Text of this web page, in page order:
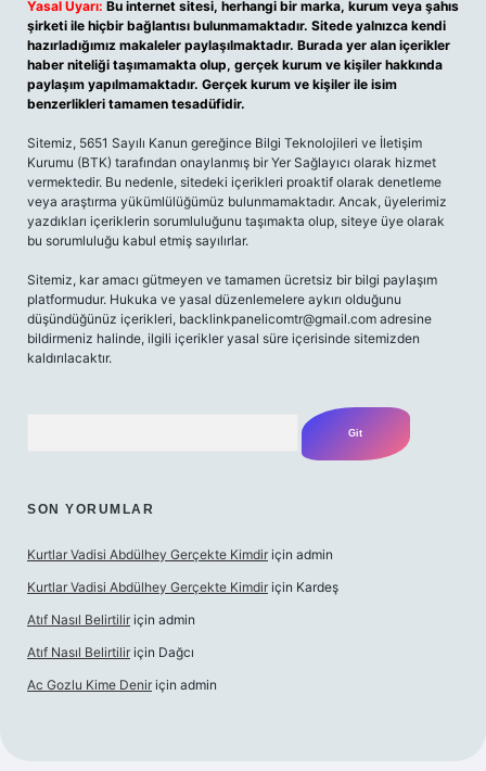
Yasal Uyarı: Bu internet sitesi, herhangi bir marka, kurum veya şahıs
şirketi ile hiçbir bağlantısı bulunmamaktadır. Sitede yalnızca kendi
hazırladığımız makaleler paylaşılmaktadır. Burada yer alan içerikler
haber niteliği taşımamakta olup, gerçek kurum ve kişiler hakkında
paylaşım yapılmamaktadır. Gerçek kurum ve kişiler ile isim
benzerlikleri tamamen tesadüfidir.
Sitemiz, 5651 Sayılı Kanun gereğince Bilgi Teknolojileri ve İletişim
Kurumu (BTK) tarafından onaylanmış bir Yer Sağlayıcı olarak hizmet
vermektedir. Bu nedenle, sitedeki içerikleri proaktif olarak denetleme
veya araştırma yükümlülüğümüz bulunmamaktadır. Ancak, üyelerimiz
yazdıkları içeriklerin sorumluluğunu taşımakta olup, siteye üye olarak
bu sorumluluğu kabul etmiş sayılırlar.
Sitemiz, kar amacı gütmeyen ve tamamen ücretsiz bir bilgi paylaşım
platformudur. Hukuka ve yasal düzenlemelere aykırı olduğunu
düşündüğünüz içerikleri, backlinkpanelicomtr@gmail.com adresine
bildirmeniz halinde, ilgili içerikler yasal süre içerisinde sitemizden
kaldırılacaktır.
SON YORUMLAR
Kurtlar Vadisi Abdülhey Gerçekte Kimdir için admin
Kurtlar Vadisi Abdülhey Gerçekte Kimdir için Kardeş
Atıf Nasıl Belirtilir için admin
Atıf Nasıl Belirtilir için Dağcı
Ac Gozlu Kime Denir için admin